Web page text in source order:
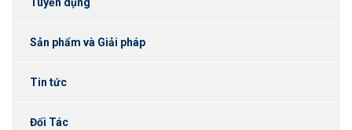
Sản phẩm và Giải pháp
Tin tức
Đối Tác